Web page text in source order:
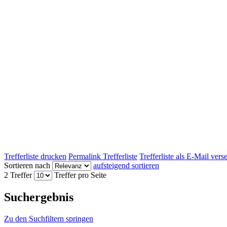
Trefferliste drucken Permalink Trefferliste Trefferliste als E-Mail
Sortieren nach
aufsteigend sortieren
2 Treffer
Treffer pro Seite
Suchergebnis
Zu den Suchfiltern springen